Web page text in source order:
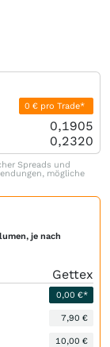
0 € pro Trade*
0,1905
0,2320
Spreads und
mögliche
je nach
Gettex
0,00 €*
7,90 €
10,00 €